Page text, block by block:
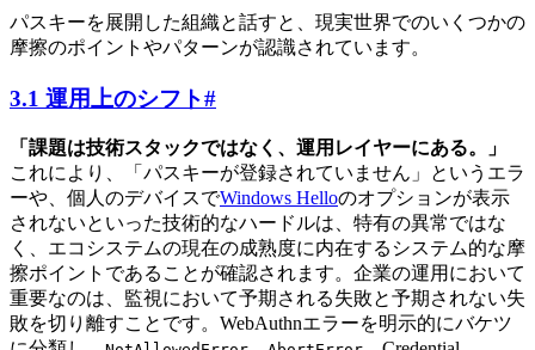
パスキーを展開した組織と話すと、現実世界でのいくつかの
摩擦のポイントやパターンが認識されています。
3.1 運用上のシフト#
「課題は技術スタックではなく、運用レイヤーにある。」
これにより、「パスキーが登録されていません」というエラ
ーや、個人のデバイスでWindows Helloのオプションが表示
されないといった技術的なハードルは、特有の異常ではな
く、エコシステムの現在の成熟度に内在するシステム的な摩
擦ポイントであることが確認されます。企業の運用において
重要なのは、監視において予期される失敗と予期されない失
敗を切り離すことです。WebAuthnエラーを明示的にバケツ